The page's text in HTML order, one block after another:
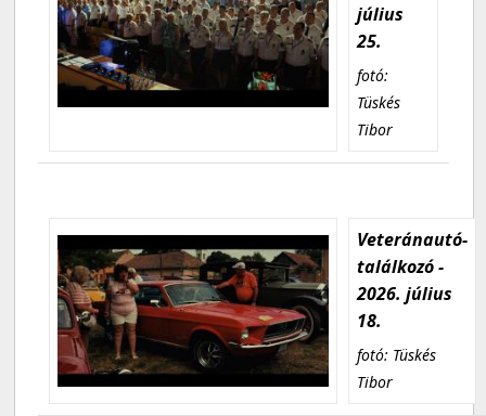
július
25.
fotó:
Tüskés
Tibor
Veteránautó-
találkozó -
2026. július
18.
fotó: Tüskés
Tibor